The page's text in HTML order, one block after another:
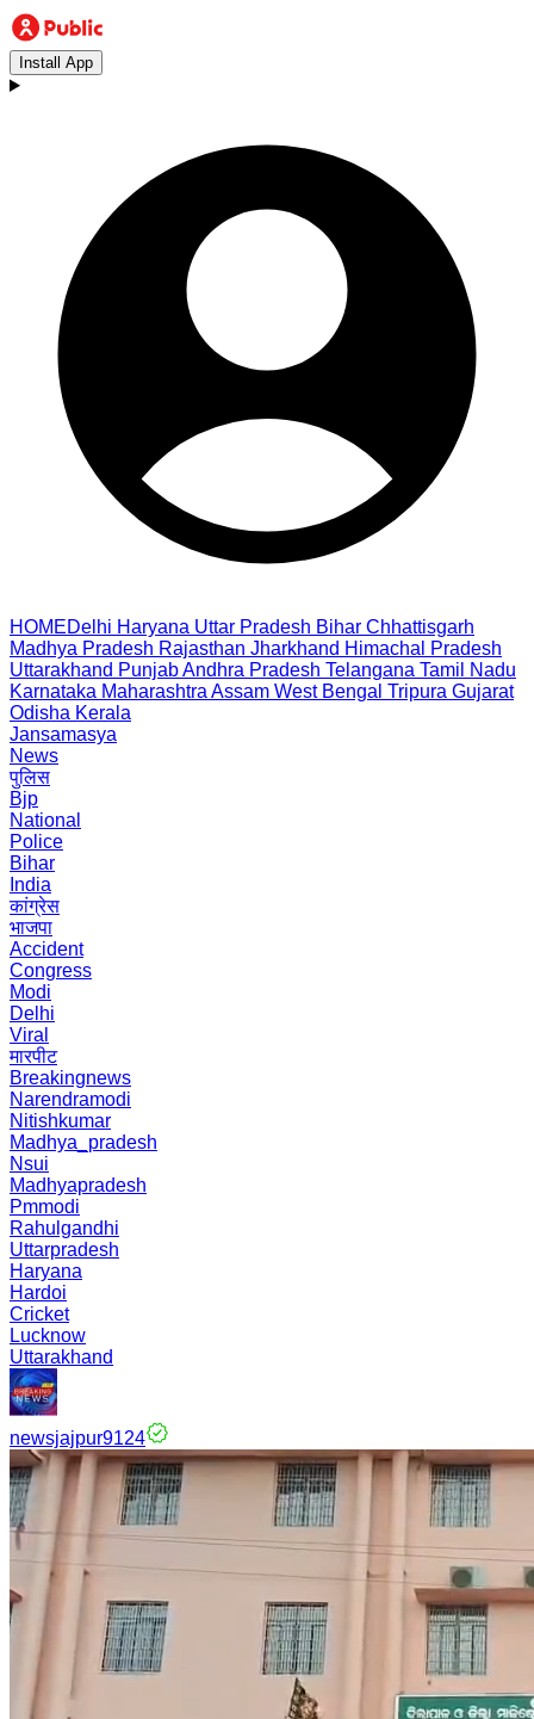
Install App
HOMEDelhi Haryana Uttar Pradesh Bihar Chhattisgarh
Madhya Pradesh Rajasthan Jharkhand Himachal Pradesh
Uttarakhand PunjabAndhra Pradesh Telangana Tamil Nadu
Karnataka Maharashtra Assam West Bengal Tripura Gujarat
Odisha Kerala
Jansamasya
News
पुलिस
Bjp
National
Police
Bihar
India
कांग्रेस
भाजपा
Accident
Congress
Modi
Delhi
Viral
मारपीट
Breakingnews
Narendramodi
Nitishkumar
Madhya_pradesh
Nsui
Madhyapradesh
Pmmodi
Rahulgandhi
Uttarpradesh
Haryana
Hardoi
Cricket
Lucknow
Uttarakhand
newsjajpur9124